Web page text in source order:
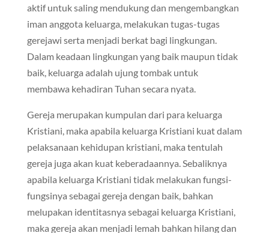
aktif untuk saling mendukung dan mengembangkan
iman anggota keluarga, melakukan tugas-tugas
gerejawi serta menjadi berkat bagi lingkungan.
Dalam keadaan lingkungan yang baik maupun tidak
baik, keluarga adalah ujung tombak untuk
membawa kehadiran Tuhan secara nyata.
Gereja merupakan kumpulan dari para keluarga
Kristiani, maka apabila keluarga Kristiani kuat dalam
pelaksanaan kehidupan kristiani, maka tentulah
gereja juga akan kuat keberadaannya. Sebaliknya
apabila keluarga Kristiani tidak melakukan fungsi-
fungsinya sebagai gereja dengan baik, bahkan
melupakan identitasnya sebagai keluarga Kristiani,
maka gereja akan menjadi lemah bahkan hilang dan